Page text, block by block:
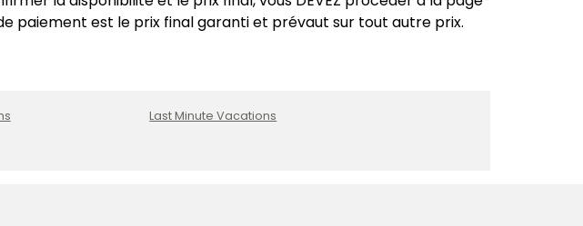
paiement est le prix final garanti et prévaut sur tout autre prix.
Last Minute Vacations